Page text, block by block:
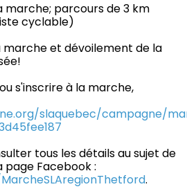
marche; parcours de 3 km
cyclable)
marche et dévoilement de la
s'inscrire à la marche,
slaquebec/campagne/
tous les détails au sujet de
Facebook :
.